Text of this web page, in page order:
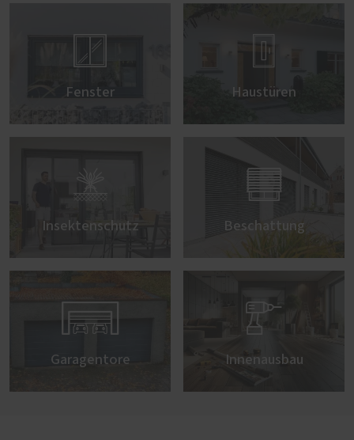

Fenster

Haustüren

Insektenschutz

Beschattung

Garagentore

Innenausbau